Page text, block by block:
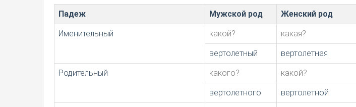
Падеж Мужской род Женский род
Именительный какой? какая?
вертолетный вертолетная
Родительный какого? какой?
вертолетного вертолетной